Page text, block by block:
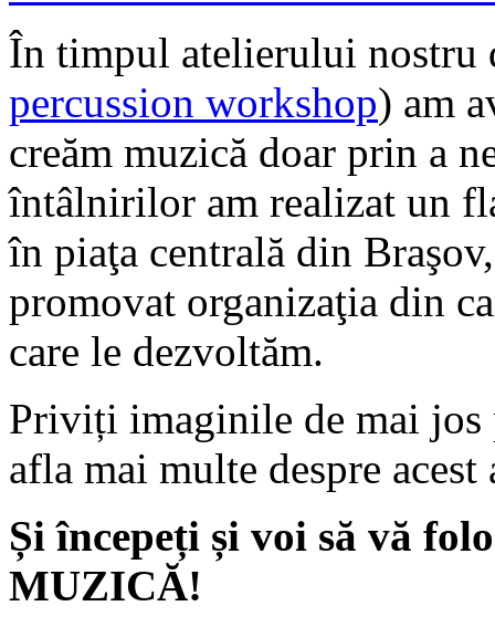
În timpul atelierului nostru
percussion workshop) am
creăm muzică doar prin a
întâlnirilor am realizat un
în piaţa centrală din
promovat organizaţia din
care le dezvoltăm.
Priviți imaginile de mai jos
afla mai multe despre acest
Și începeți și voi să vă
MUZICĂ!